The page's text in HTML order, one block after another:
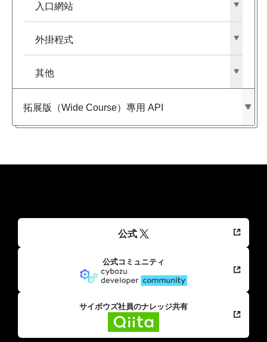
入口網站
外掛程式
其他
拓展版​（Wide Course）​專用 API
公式
公式コミュニティ
サイボウズ社員のナレッジ共有